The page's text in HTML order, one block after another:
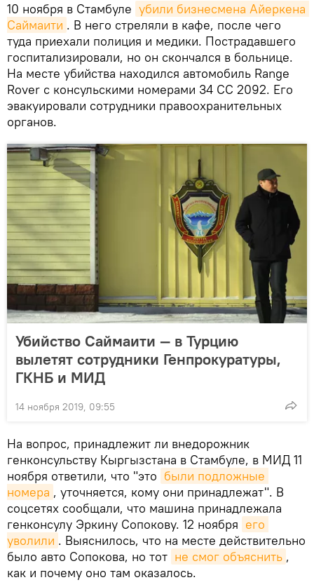
10 ноября в Стамбуле убили бизнесмена Айеркена
Саймаити . В него стреляли в кафе, после чего
туда приехали полиция и медики. Пострадавшего
госпитализировали, но он скончался в больнице.
На месте убийства находился автомобиль Range
Rover с консульскими номерами 34 CC 2092. Его
эвакуировали сотрудники правоохранительных
органов.
Убийство Саймаити — в Турцию
вылетят сотрудники Генпрокуратуры,
ГКНБ и МИД
14 ноября 2019, 09:55
На вопрос, принадлежит ли внедорожник
генконсульству Кыргызстана в Стамбуле, в МИД 11
ноября ответили, что "это были подложные
номера , уточняется, кому они принадлежат". В
соцсетях сообщали, что машина принадлежала
генконсулу Эркину Сопокову. 12 ноября его
уволили . Выяснилось, что на месте действительно
было авто Сопокова, но тот не смог объяснить ,
как и почему оно там оказалось.